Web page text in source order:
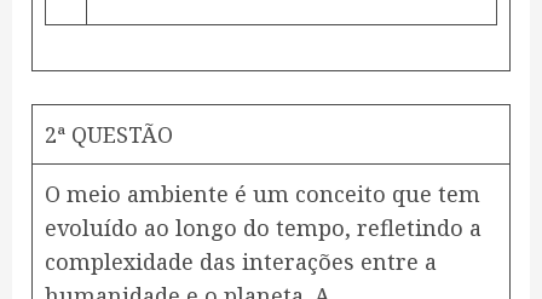
2ª QUESTÃO
O meio ambiente é um conceito que tem
evoluído ao longo do tempo, refletindo a
complexidade das interações entre a